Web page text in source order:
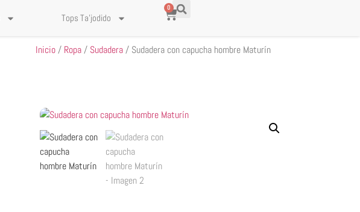
Tops Ta’jodido
0
Inicio/ Ropa/ Sudadera/ Sudadera con capucha hombre Maturín